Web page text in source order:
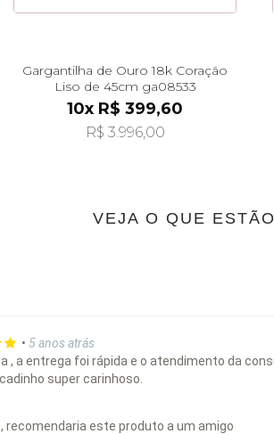
Gargantilha de Ouro 18k Coração
Liso de 45cm ga08533
10x R$ 399,60
R$ 3.996,00
VEJA O QUE
• 5 anos atrás
, a entrega foi rápida e o atendimento da
super carinhoso.
recomendaria este produto a um amigo